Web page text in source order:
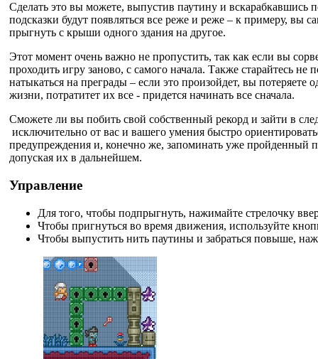
Сделать это вы можете, выпустив паутину и вскарабкавшись
подсказки будут появляться все реже и реже – к примеру, вы
прыгнуть с крыши одного здания на другое.
Этот момент очень важно не пропустить, так как если вы
проходить игру заново, с самого начала. Также старайтесь
натыкаться на преграды – если это произойдет, вы потеряете
жизни, потратитет их все - придется начинать все сначала.
Сможете ли вы побить свой собственный рекорд и зайти в
исключительно от вас и вашего умения быстро
предупреждения и, конечно же, запоминать уже пройденный
допуская их в дальнейшем.
Управление
Для того, чтобы подпрыгнуть, нажимайте стрелочку
Чтобы пригнуться во время движения, используйте
Чтобы выпустить нить паутины и забраться повыше,